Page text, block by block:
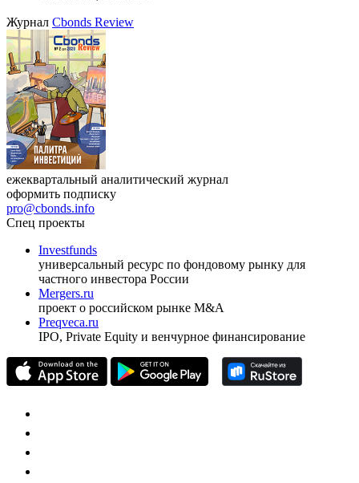
VIII международная конференция «Рынок капитала
Республики Узбекистан»
17.09.2026, Ташкент
ЖурналCbonds Review
ежеквартальный аналитический журнал
оформить подписку
pro@cbonds.info
Спец проекты
Investfunds
универсальный ресурс по фондовому рынку для
частного инвестора России
проект о российском рынке M&A
Preqveca.ru